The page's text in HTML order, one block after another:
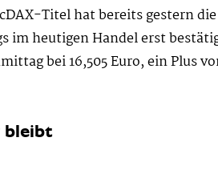
Titel hat bereits gestern
im heutigen Handel erst
bei 16,505 Euro, ein Plus
bleibt